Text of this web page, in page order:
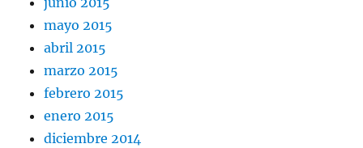
mayo 2015
abril 2015
marzo 2015
febrero 2015
enero 2015
diciembre 2014